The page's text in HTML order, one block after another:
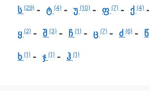
ს (29) ტ (4) უ (10) ფ (7) ქ (4)
ყ (2) შ (3) ჩ (1) ც (7) ძ (6) წ
ხ (1) ჯ (1) ჰ (1)